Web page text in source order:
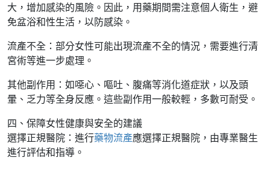
大，增加感染的風險。因此，用藥期間需注意個人衛生，避
免盆浴和性生活，以防感染。
流產不全：部分女性可能出現流產不全的情況，需要進行清
宮術等進一步處理。
其他副作用：如噁心、嘔吐、腹痛等消化道症狀，以及頭
暈、乏力等全身反應。這些副作用一般較輕，多數可耐受。
四、保障女性健康與安全的建議
選擇正規醫院：進行藥物流產應選擇正規醫院，由專業醫生
進行評估和指導。